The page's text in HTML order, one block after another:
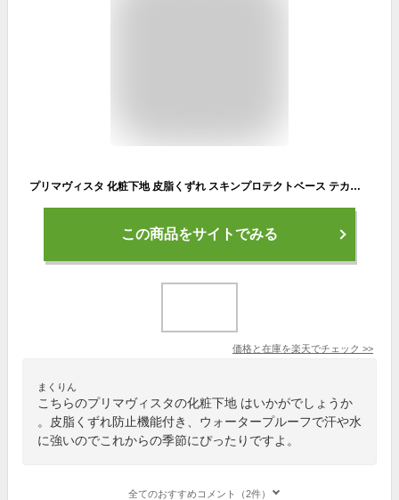
プリマヴィスタ 化粧下地 皮脂くずれ スキンプロテクトベース テカリ ヨレ 防止 肌 ウォータープルーフ 日焼け止め 紫外線 花王 メイク 無香料 フレンチブルー SPF50 25ml ×3個
この商品をサイトでみる
価格と在庫を楽天でチェック >>
まくりん
こちらのプリマヴィスタの化粧下地 はいかがでしょうか
。皮脂くずれ防止機能付き、ウォータープルーフで汗や水
に強いのでこれからの季節にぴったりですよ。
全てのおすすめコメント（2件）